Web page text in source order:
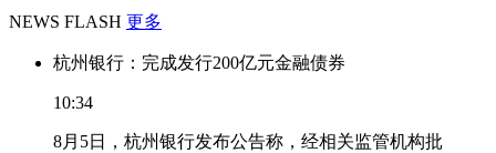
NEWS FLASH 更多
杭州银行：完成发行200亿元金融债券
10:34
8月5日，杭州银行发布公告称，经相关监管机构批